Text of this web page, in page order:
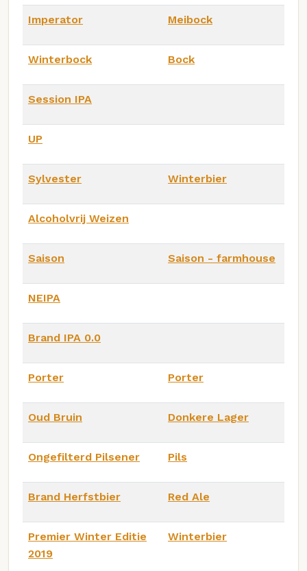
Imperator Meibock
Winterbock Bock
Session IPA
UP
Sylvester Winterbier
Alcoholvrij Weizen
Saison Saison - farmhouse
NEIPA
Brand IPA 0.0
Porter Porter
Oud Bruin Donkere Lager
Ongefilterd Pilsener Pils
Brand Herfstbier Red Ale
Premier Winter Editie
2019
Winterbier